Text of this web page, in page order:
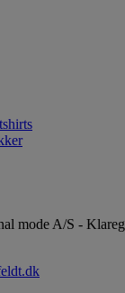
mode A/S -